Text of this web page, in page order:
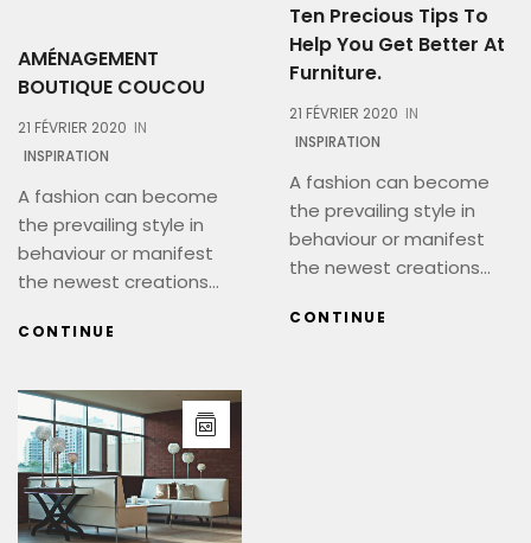
AMÉNAGEMENT
BOUTIQUE COUCOU
21 FÉVRIER 2020 IN
INSPIRATION
A fashion can become
the prevailing style in
behaviour or manifest
the newest creations...
CONTINUE
Ten Precious Tips To
Help You Get Better At
Furniture.
21 FÉVRIER 2020 IN
INSPIRATION
A fashion can become
the prevailing style in
behaviour or manifest
the newest creations...
CONTINUE